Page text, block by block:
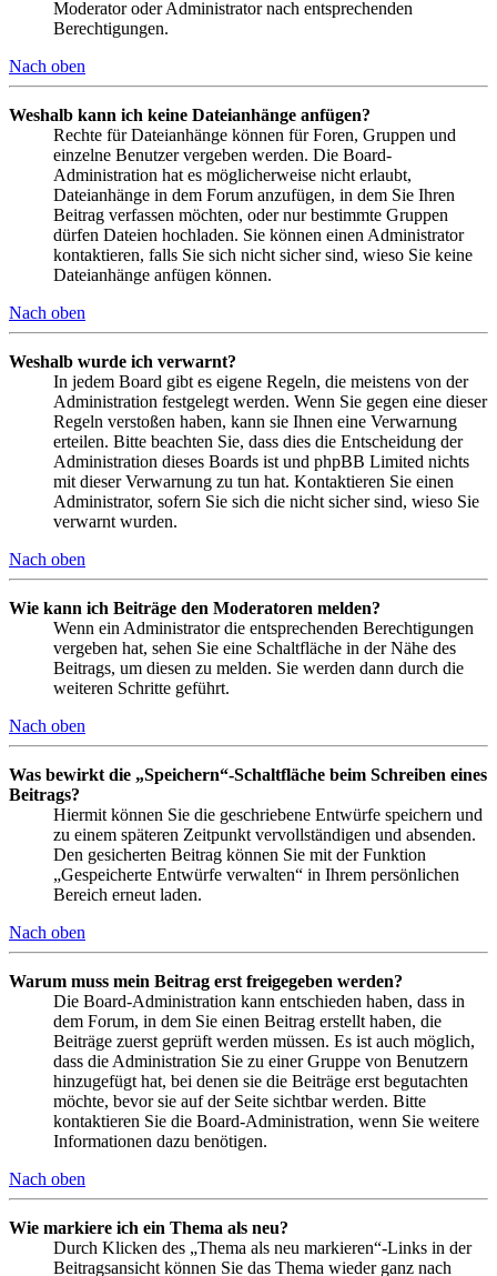
Moderator oder Administrator nach entsprechenden
Berechtigungen.
Nach oben
Weshalb kann ich keine Dateianhänge anfügen?
Rechte für Dateianhänge können für Foren, Gruppen und
einzelne Benutzer vergeben werden. Die Board-
Administration hat es möglicherweise nicht erlaubt,
Dateianhänge in dem Forum anzufügen, in dem Sie Ihren
Beitrag verfassen möchten, oder nur bestimmte Gruppen
dürfen Dateien hochladen. Sie können einen Administrator
kontaktieren, falls Sie sich nicht sicher sind, wieso Sie keine
Dateianhänge anfügen können.
Nach oben
Weshalb wurde ich verwarnt?
In jedem Board gibt es eigene Regeln, die meistens von der
Administration festgelegt werden. Wenn Sie gegen eine dieser
Regeln verstoßen haben, kann sie Ihnen eine Verwarnung
erteilen. Bitte beachten Sie, dass dies die Entscheidung der
Administration dieses Boards ist und phpBB Limited nichts
mit dieser Verwarnung zu tun hat. Kontaktieren Sie einen
Administrator, sofern Sie sich die nicht sicher sind, wieso Sie
verwarnt wurden.
Nach oben
Wie kann ich Beiträge den Moderatoren melden?
Wenn ein Administrator die entsprechenden Berechtigungen
vergeben hat, sehen Sie eine Schaltfläche in der Nähe des
Beitrags, um diesen zu melden. Sie werden dann durch die
weiteren Schritte geführt.
Nach oben
Was bewirkt die „Speichern“-Schaltfläche beim Schreiben eines
Beitrags?
Hiermit können Sie die geschriebene Entwürfe speichern und
zu einem späteren Zeitpunkt vervollständigen und absenden.
Den gesicherten Beitrag können Sie mit der Funktion
„Gespeicherte Entwürfe verwalten“ in Ihrem persönlichen
Bereich erneut laden.
Nach oben
Warum muss mein Beitrag erst freigegeben werden?
Die Board-Administration kann entschieden haben, dass in
dem Forum, in dem Sie einen Beitrag erstellt haben, die
Beiträge zuerst geprüft werden müssen. Es ist auch möglich,
dass die Administration Sie zu einer Gruppe von Benutzern
hinzugefügt hat, bei denen sie die Beiträge erst begutachten
möchte, bevor sie auf der Seite sichtbar werden. Bitte
kontaktieren Sie die Board-Administration, wenn Sie weitere
Informationen dazu benötigen.
Nach oben
Wie markiere ich ein Thema als neu?
Durch Klicken des „Thema als neu markieren“-Links in der
Beitragsansicht können Sie das Thema wieder ganz nach